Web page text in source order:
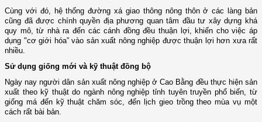
Cùng với đó, hệ thống đường xá giao thông nông thôn ở các làng bản
cũng đã được chính quyền địa phương quan tâm đầu tư xây dựng khá
quy mô, từ nhà ra đến các cánh đồng đều thuận lợi, khiến cho việc áp
dụng "cơ giới hóa” vào sản xuất nông nghiệp được thuận lợi hơn xưa rất
nhiều.
Sử dụng giống mới và kỹ thuật đồng bộ
Ngày nay người dân sản xuất nông nghiệp ở Cao Bằng đều thực hiện sản
xuất theo kỹ thuật do ngành nông nghiệp tỉnh tuyên truyền phổ biến, từ
giống má đến kỹ thuật chăm sóc, đến lịch gieo trồng theo mùa vụ một
cách rất bài bản.